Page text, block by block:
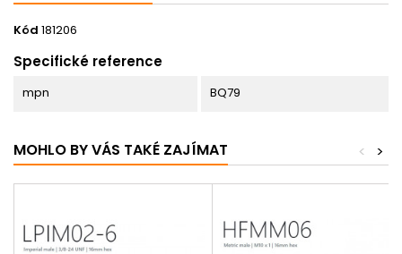
Kód 181206
Specifické reference
mpn BQ79
MOHLO BY VÁS TAKÉ ZAJÍMAT >
<